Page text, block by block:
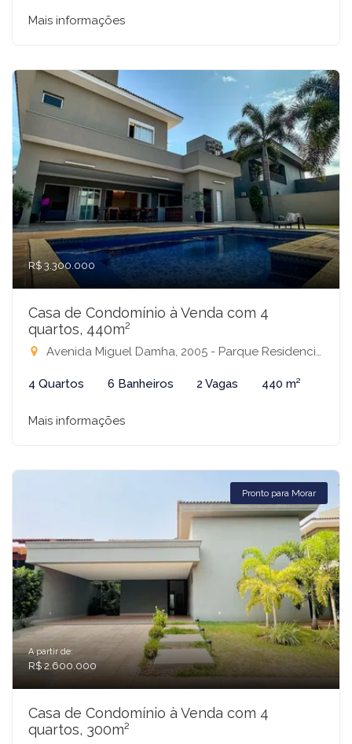
Mais informações
R$ 3.300.000
Casa de Condomínio à Venda com 4
quartos, 440m²
Avenida Miguel Damha, 2005 - Parque Residencial Damha III, São José do Rio Preto-SP
4 Quartos 6 Banheiros 2 Vagas 440 m²
Mais informações
Pronto para Morar
A partir de:
R$ 2.600.000
Casa de Condomínio à Venda com 4
quartos, 300m²